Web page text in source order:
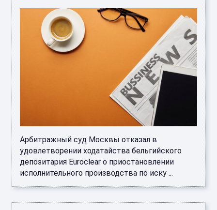
Арбитражный суд Москвы отказал в
удовлетворении ходатайства бельгийского
депозитария Euroclear о приостановлении
исполнительного производства по иску ...